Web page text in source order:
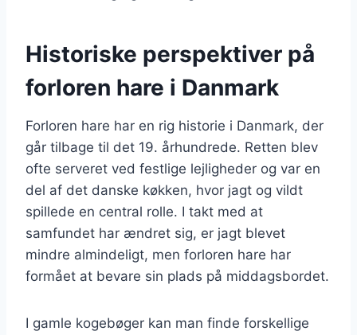
Historiske perspektiver på
forloren hare i Danmark
Forloren hare har en rig historie i Danmark, der
går tilbage til det 19. århundrede. Retten blev
ofte serveret ved festlige lejligheder og var en
del af det danske køkken, hvor jagt og vildt
spillede en central rolle. I takt med at
samfundet har ændret sig, er jagt blevet
mindre almindeligt, men forloren hare har
formået at bevare sin plads på middagsbordet.
I gamle kogebøger kan man finde forskellige